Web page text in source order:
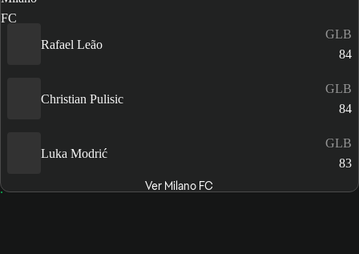
Rafael Leão
GLB
84
Christian Pulisic
GLB
84
Luka Modrić
GLB
83
Ver Milano FC